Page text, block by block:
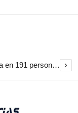
El paro en Sanlúcar en julio de 2026 baja en 191 personas y encadena nueve meses de descenso ›